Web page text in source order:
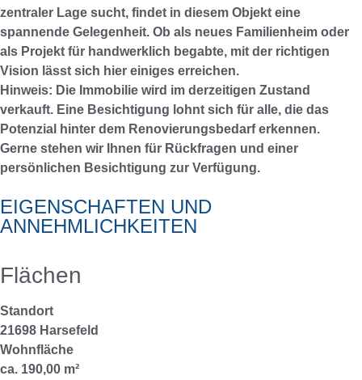
zentraler Lage sucht, findet in diesem Objekt eine
spannende Gelegenheit. Ob als neues Familienheim oder
als Projekt für handwerklich begabte, mit der richtigen
Vision lässt sich hier einiges erreichen.
Hinweis: Die Immobilie wird im derzeitigen Zustand
verkauft. Eine Besichtigung lohnt sich für alle, die das
Potenzial hinter dem Renovierungsbedarf erkennen.
Gerne stehen wir Ihnen für Rückfragen und einer
persönlichen Besichtigung zur Verfügung.
EIGENSCHAFTEN UND
ANNEHMLICHKEITEN
Flächen
Standort
21698 Harsefeld
Wohnfläche
ca. 190,00 m²